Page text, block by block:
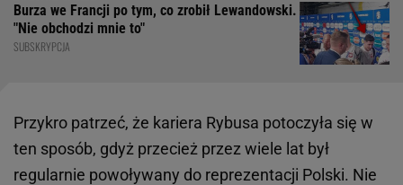
Burza we Francji po tym, co zrobił Lewandowski.
"Nie obchodzi mnie to"
SUBSKRYPCJA
Przykro patrzeć, że kariera Rybusa potoczyła się w
ten sposób, gdyż przecież przez wiele lat był
regularnie powoływany do reprezentacji Polski. Nie